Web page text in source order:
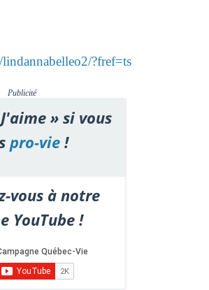
?fref=ts
Publicité
» si vous
pro-vie!
vous à notre
YouTube !